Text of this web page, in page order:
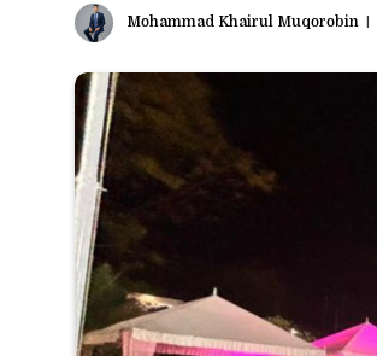
Mohammad Khairul Muqorobin